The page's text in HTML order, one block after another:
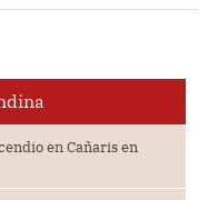
en Cañaris en